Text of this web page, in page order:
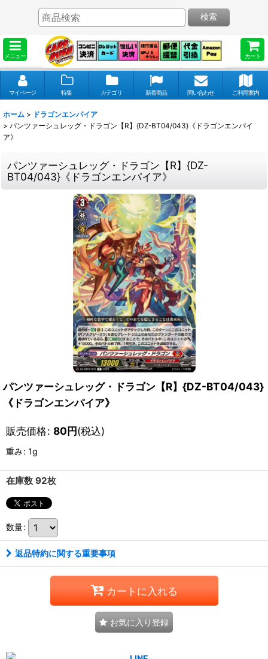
メニュー カート
検索
マイページ 特集 カテゴリ 新着商品 問い合わせ ご利用案内
ホーム > ドラゴンエンパイア
> パンツァーシュレッグ・ドラゴン【R】{DZ-BT04/043}《ドラゴンエンパイ
ア》
パンツァーシュレッグ・ドラゴン【R】{DZ-
BT04/043}《ドラゴンエンパイア》
パンツァーシュレッグ・ドラゴン【R】{DZ-BT04/043}
《ドラゴンエンパイア》
販売価格: 80円(税込)
重み: 1g
在庫数 92枚
数量:
返品特約に関する重要事項
カートに入れる
お気に入り登録